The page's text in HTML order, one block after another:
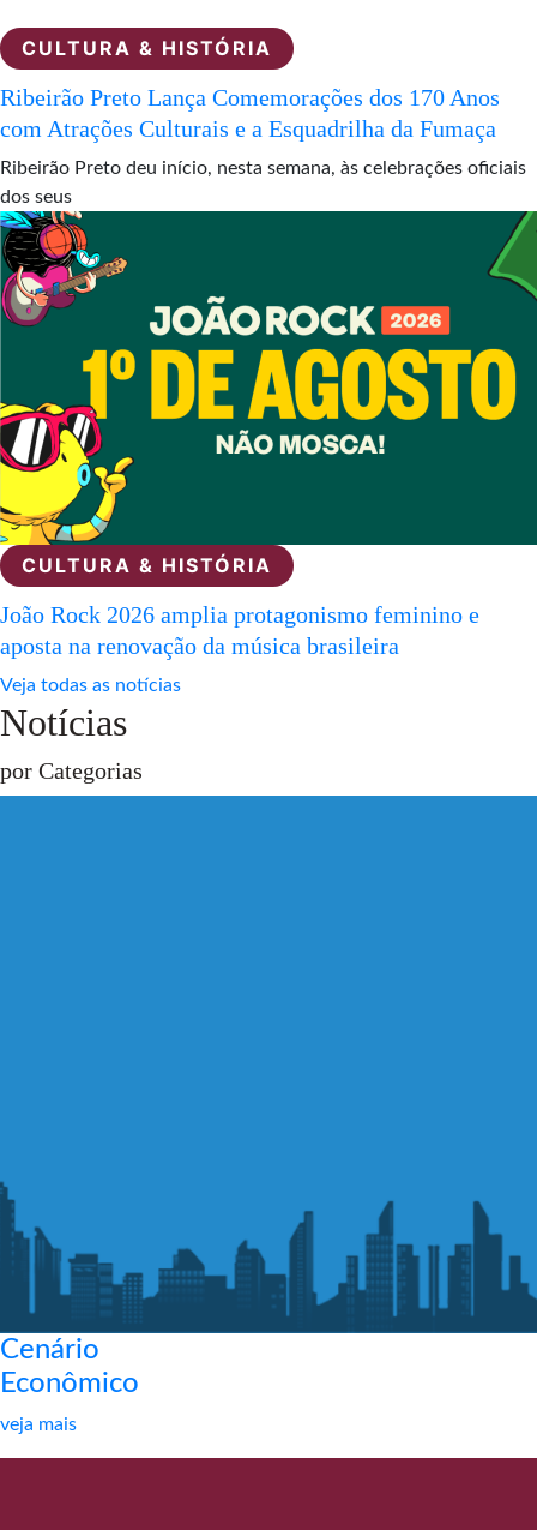
CULTURA & HISTÓRIA
Ribeirão Preto Lança Comemorações dos 170 Anos
com Atrações Culturais e a Esquadrilha da Fumaça
Ribeirão Preto deu início, nesta semana, às celebrações oficiais
dos seus
CULTURA & HISTÓRIA
João Rock 2026 amplia protagonismo feminino e
aposta na renovação da música brasileira
Veja todas as notícias
Notícias
por Categorias
Cenário
Econômico
veja mais